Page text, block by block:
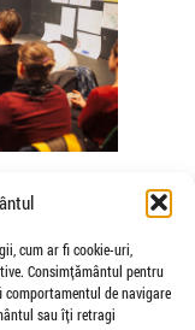
cum ar fi cookie-uri,
Consimțământul pentru
comportamentul de navigare
sau îți retragi
Piante